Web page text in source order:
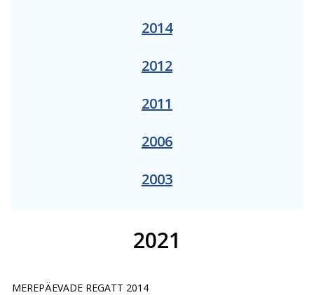
2014
2012
2011
2006
2003
2021
MEREPÄEVADE REGATT 2014